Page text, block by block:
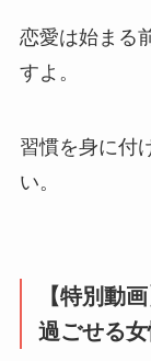
恋愛は始まる
すよ。
習慣を身に付
い。
【特別動
過ごせる